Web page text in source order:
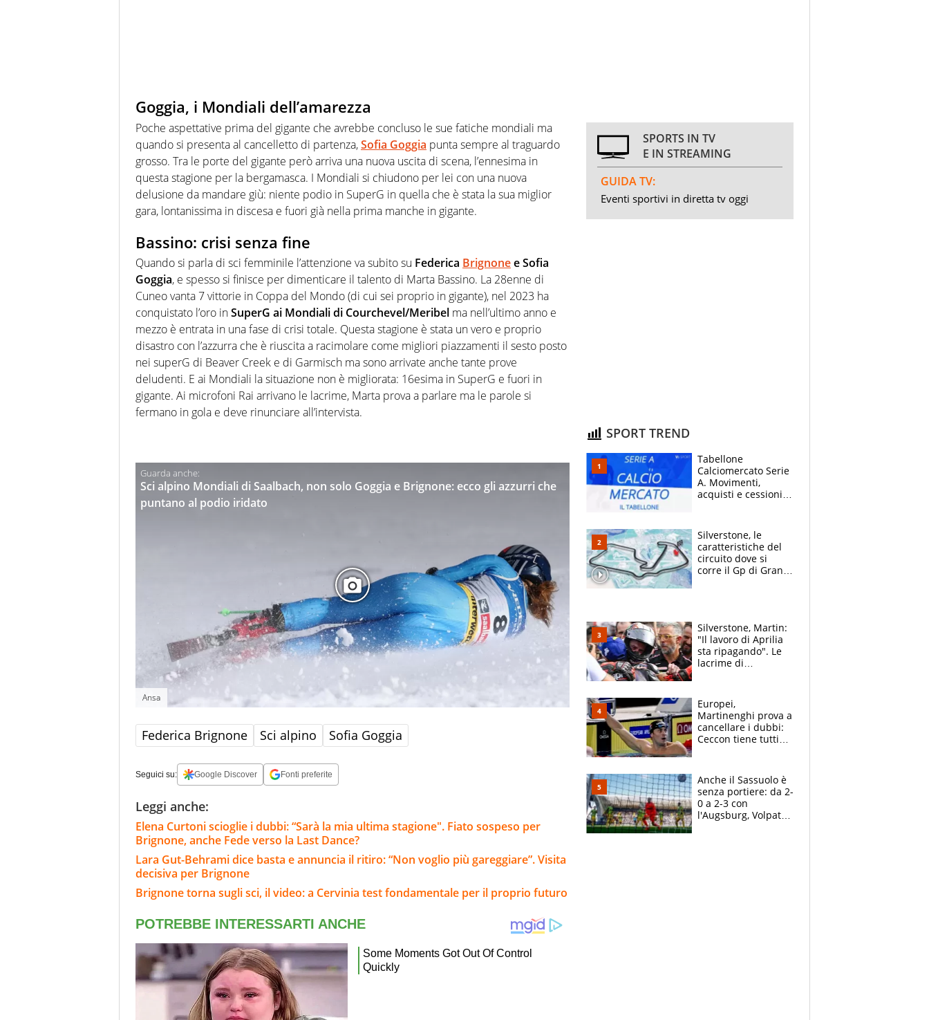
Goggia, i Mondiali dell’amarezza
Poche aspettative prima del gigante che avrebbe concluso le sue fatiche mondiali ma
quando si presenta al cancelletto di partenza,Sofia Goggia punta sempre al traguardo
grosso. Tra le porte del gigante però arriva una nuova uscita di scena, l’ennesima in
questa stagione per la bergamasca. I Mondiali si chiudono per lei con una nuova
delusione da mandare giù: niente podio in SuperG in quella che è stata la sua miglior
gara, lontanissima in discesa e fuori già nella prima manche in gigante.
Bassino: crisi senza fine
Quando si parla di sci femminile l’attenzione va subito su Federica Brignonee Sofia
Goggia, e spesso si finisce per dimenticare il talento di Marta Bassino. La 28enne di
Cuneo vanta 7 vittorie in Coppa del Mondo (di cui sei proprio in gigante), nel 2023 ha
conquistato l’oro inSuperG ai Mondiali di Courchevel/Meribel ma nell’ultimo anno e
mezzo è entrata in una fase di crisi totale. Questa stagione è stata un vero e proprio
disastro con l’azzurra che è riuscita a racimolare come migliori piazzamenti il sesto posto
nei superG di Beaver Creek e di Garmisch ma sono arrivate anche tante prove
deludenti. E ai Mondiali la situazione non è migliorata: 16esima in SuperG e fuori in
gigante. Ai microfoni Rai arrivano le lacrime, Marta prova a parlare ma le parole si
fermano in gola e deve rinunciare all’intervista.
Sci alpino Mondiali di Saalbach, non solo Goggia e Brignone: ecco gli azzurri che
puntano al podio iridato
Ansa
Federica Brignone Sci alpino Sofia Goggia
Seguici su: Google Discover Fonti preferite
Leggi anche:
Elena Curtoni scioglie i dubbi: “Sarà la mia ultima stagione". Fiato sospeso per
Brignone, anche Fede verso la Last Dance?
Lara Gut-Behrami dice basta e annuncia il ritiro: “Non voglio più gareggiare”. Visita
decisiva per Brignone
Brignone torna sugli sci, il video: a Cervinia test fondamentale per il proprio futuro
SPORTS IN TV
E IN STREAMING
GUIDA TV:
Eventi sportivi in diretta tv oggi
SPORT TREND
Tabellone
Calciomercato Serie
A. Movimenti,
acquisti e cessioni:
Silverstone, le
caratteristiche del
circuito dove si
corre il Gp di Gran
Silverstone, Martin:
"Il lavoro di Aprilia
sta ripagando". Le
lacrime di
la gara domani"
Europei,
Martinenghi prova a
cancellare i dubbi:
Ceccon tiene tutti
Curtis
Anche il Sassuolo è
senza portiere: da 2-
0 a 2-3 con
l'Augsburg, Volpato